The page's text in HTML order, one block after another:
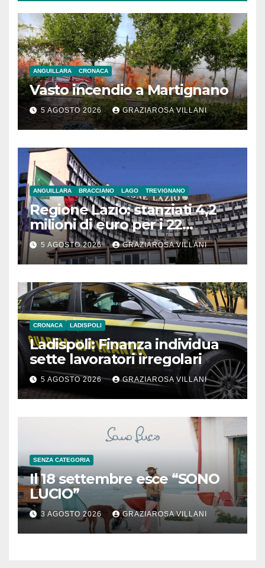
ANGUILLARA CRONACA
Vasto incendio a Martignano
5 AGOSTO 2026 GRAZIAROSA VILLANI
ANGUILLARA BRACCIANO LAGO TREVIGNANO
Regione Lazio: stanziati 4,2
milioni di euro per i 22
Comuni dell’Etruria
Meridionale
5 AGOSTO 2026 GRAZIAROSA VILLANI
CRONACA LADISPOLI
Ladispoli: Finanza individua
sette lavoratori irregolari
5 AGOSTO 2026 GRAZIAROSA VILLANI
SENZA CATEGORIA
Il 18 settembre esce “SONO
LUCIO”
3 AGOSTO 2026 GRAZIAROSA VILLANI